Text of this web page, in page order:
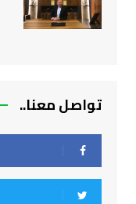
تواصل معنا..